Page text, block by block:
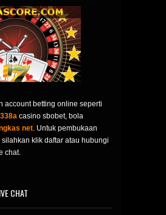
account betting online seperti
338a casino sbobet, bola
net. Untuk pembukaan
klik daftar atau hubungi
chat.
CHAT